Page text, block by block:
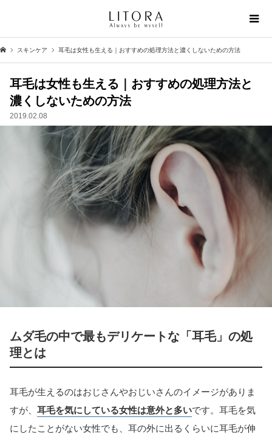
スキンケア 耳毛は女性も生える｜おすすめの処理方法と濃くしないための方法
耳毛は女性も生える｜おすすめの処理方法と
濃くしないための方法
2019.02.08
ムダ毛の中で最もデリケートな「耳毛」の処
理とは
耳毛が生えるのはおじさんやおじいさんのイメージがありま
すが、 耳毛を気にしている女性は意外と多いです。耳毛を気
にしたことがない女性でも、耳の外に出るくらいに耳毛が伸